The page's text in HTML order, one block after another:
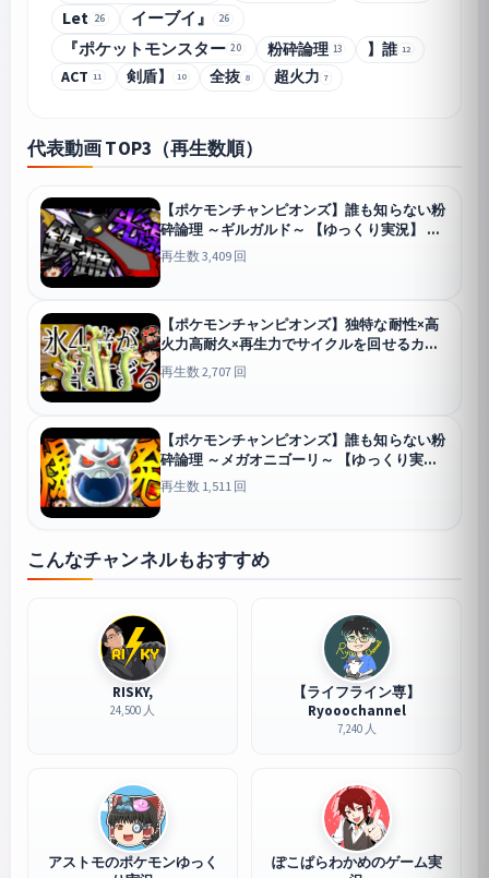
Let 26 イーブイ』 26
『ポケットモンスター 20 粉砕論理 13 】誰 12
ACT 11 剣盾】 10 全抜 8 超火力 7
代表動画 TOP3（再生数順）
【ポケモンチャンピオンズ】誰も知らない粉
砕論理 ～ギルガルド～ 【ゆっくり実況】
チャンピオンズ
再生数 3,409 回
【ポケモンチャンピオンズ】独特な耐性×高
火力高耐久×再生力でサイクルを回せるカミ
ツオロチは強いはず...！【ゆっくり実況】
再生数 2,707 回
【ポケモンチャンピオンズ】誰も知らない粉
砕論理 ～メガオニゴーリ～ 【ゆっくり実
況】
チャンピオンズ
再生数 1,511 回
こんなチャンネルもおすすめ
RISKY,
24,500 人
【ライフライン専】
Ryooochannel
7,240 人
アストモのポケモンゆっく
ぽこぱらわかめのゲーム実